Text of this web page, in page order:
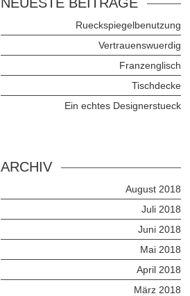
Rueckspiegelbenutzung
Vertrauenswuerdig
Franzenglisch
Tischdecke
Ein echtes Designerstueck
ARCHIV
August 2018
Juli 2018
Juni 2018
Mai 2018
April 2018
März 2018